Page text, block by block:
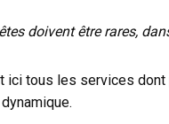
doivent être rares,
ici tous les services dont
dynamique.